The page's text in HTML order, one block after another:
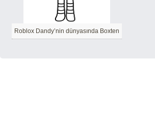
Roblox Dandy’nin dünyasında Boxten